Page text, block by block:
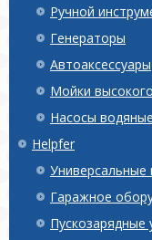
Ручной
Генераторы
Автоаксессуары
Мойки
Насосы водяные
Helpfer
Универсальные
Гаражное
Пускозарядные